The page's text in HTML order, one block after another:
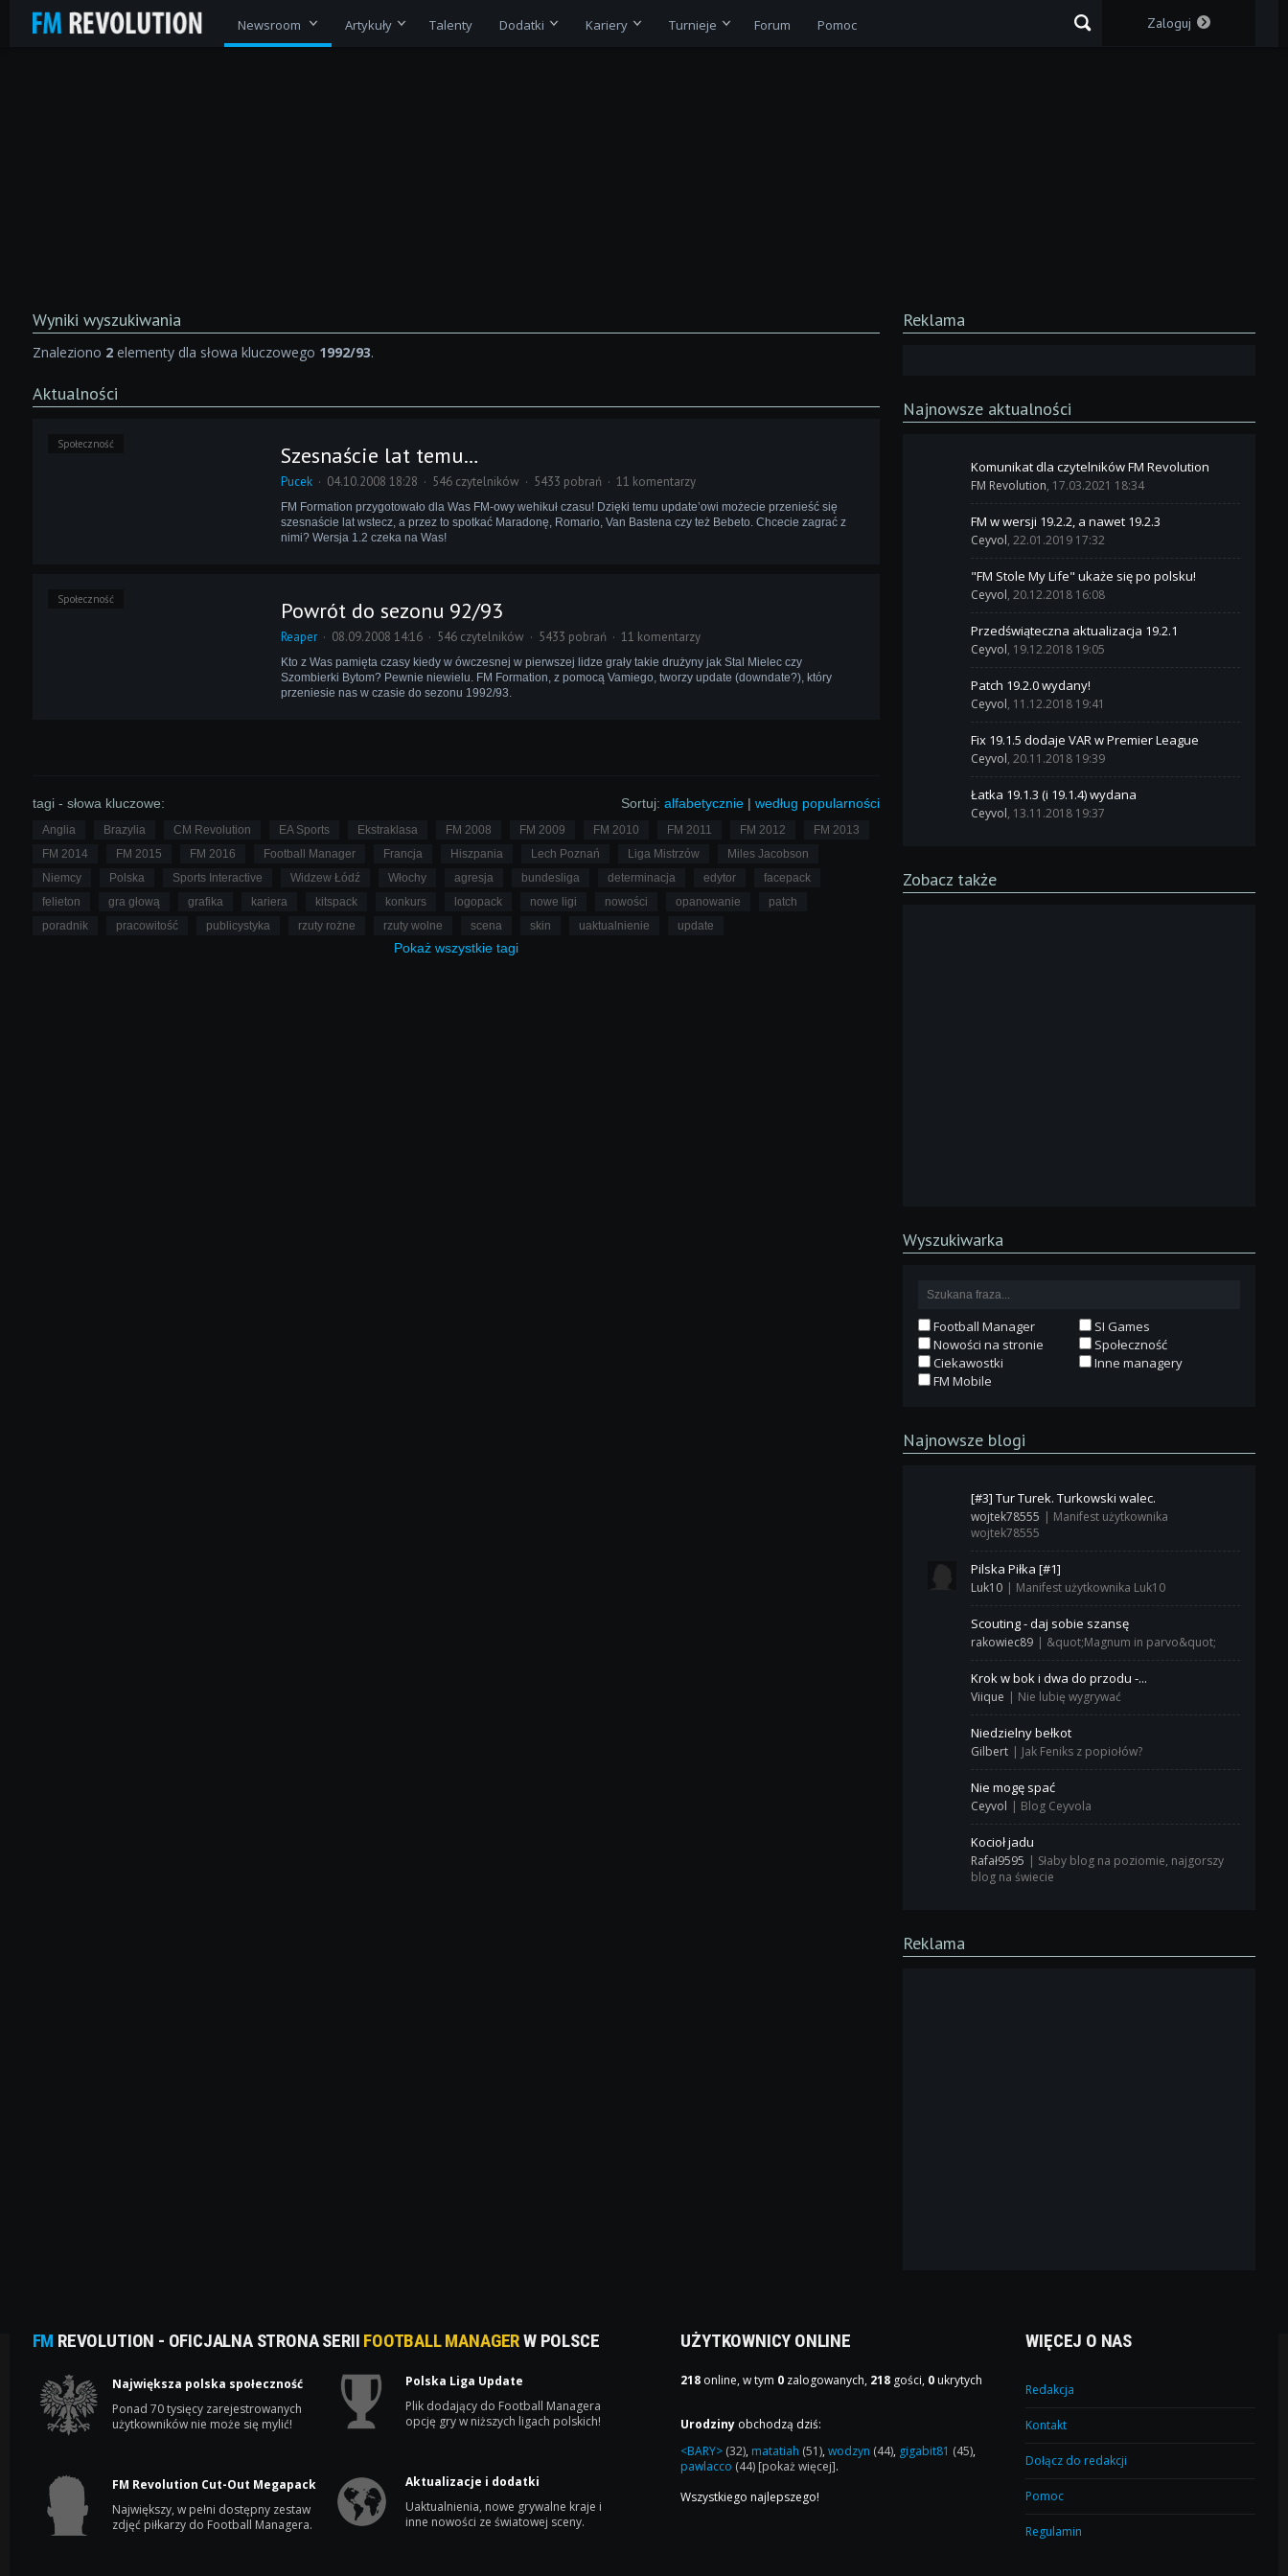
Newsroom Artykuły Talenty Dodatki Kariery Turnieje Forum Pomoc Zaloguj
Wyniki wyszukiwania
Znaleziono 2elementy dla słowa kluczowego 1992/93.
Aktualności
Społeczność Szesnaście lat temu…
Pucek 04.10.2008 18:28 546 czytelników 5433 pobrań 11 komentarzy
FM Formation przygotowało dla Was FM-owy wehikuł czasu! Dzięki temu update’owi możecie przenieść się
szesnaście lat wstecz, a przez to spotkać Maradonę, Romario, Van Bastena czy też Bebeto. Chcecie zagrać z
nimi? Wersja 1.2 czeka na Was!
Społeczność Powrót do sezonu 92/93
Reaper 08.09.2008 14:16 546 czytelników 5433 pobrań 11 komentarzy
Kto z Was pamięta czasy kiedy w ówczesnej w pierwszej lidze grały takie drużyny jak Stal Mielec czy
Szombierki Bytom? Pewnie niewielu. FM Formation, z pomocą Vamiego, tworzy update (downdate?), który
przeniesie nas w czasie do sezonu 1992/93.
Sortuj: alfabetycznie |według popularności
tagi - słowa kluczowe:
Anglia Brazylia CM Revolution EA Sports Ekstraklasa FM 2008 FM 2009 FM 2010 FM 2011 FM 2012
FM 2013
FM 2014
FM 2015 FM 2016 Football Manager Francja Hiszpania Lech Poznań Liga Mistrzów
Miles Jacobson
Niemcy
Polska Sports Interactive Widzew Łódź Włochy agresja bundesliga determinacja edytor
facepack
felieton
gra głową grafika kariera kitspack konkurs logopack nowe ligi nowości opanowanie
patch
poradnik
pracowitość publicystyka rzuty rożne rzuty wolne scena skin uaktualnienie update
Pokaż wszystkietagi
Reklama
Najnowsze aktualności
Komunikat dla czytelników FM Revolution
FM Revolution, 17.03.2021 18:34
FM w wersji 19.2.2, a nawet 19.2.3
Ceyvol, 22.01.2019 17:32
"FM Stole My Life" ukaże się po polsku!
Ceyvol, 20.12.2018 16:08
Przedświąteczna aktualizacja 19.2.1
Ceyvol, 19.12.2018 19:05
Patch 19.2.0 wydany!
Ceyvol, 11.12.2018 19:41
Fix 19.1.5 dodaje VAR w Premier League
Ceyvol, 20.11.2018 19:39
Łatka 19.1.3 (i 19.1.4) wydana
Ceyvol, 13.11.2018 19:37
Zobacz także
Wyszukiwarka
Football Manager
SI Games
Nowości na stronie
Społeczność
Ciekawostki
Inne managery
FM Mobile
Najnowsze blogi
[#3] Tur Turek. Turkowski walec.
wojtek78555 | Manifest użytkownika
wojtek78555
Pilska Piłka [#1]
Luk10 | Manifest użytkownika Luk10
Scouting - daj sobie szansę
rakowiec89 | &quot;Magnum in parvo&quot;
Krok w bok i dwa do przodu -...
Viique | Nie lubię wygrywać
Niedzielny bełkot
Gilbert | Jak Feniks z popiołów?
Nie mogę spać
Ceyvol | Blog Ceyvola
Kocioł jadu
Rafał9595 | Słaby blog na poziomie, najgorszy
blog na świecie
Reklama
FM REVOLUTION - OFICJALNA STRONA SERII FOOTBALL MANAGERW POLSCE
Największa polska społeczność
Ponad 70 tysięcy zarejestrowanych
użytkowników nie może się mylić!
Polska Liga Update
Plik dodający do Football Managera
opcję gry w niższych ligach polskich!
FM Revolution Cut-Out Megapack
Największy, w pełni dostępny zestaw
zdjęć piłkarzy do Football Managera.
Aktualizacje i dodatki
Uaktualnienia, nowe grywalne kraje i
inne nowości ze światowej sceny.
UŻYTKOWNICY ONLINE
218 online, w tym 0 zalogowanych, 218 gości, 0 ukrytych
Urodziny obchodzą dziś:
<BARY> (32), matatiah (51),wodzyn (44), gigabit81 (45),
pawlacco (44) [pokaż więcej].
Wszystkiego najlepszego!
WIĘCEJ O NAS
Redakcja
Kontakt
Dołącz do redakcji
Pomoc
Regulamin